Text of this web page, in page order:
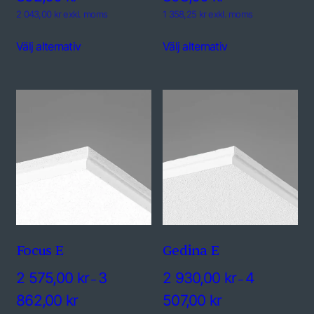
2 043,00 kr exkl. moms
Välj alternativ
1 358,25 kr exkl. moms
Välj alternativ
Focus E
2 575,00 kr– 3
862,00 kr
Gedina E
2 930,00 kr– 4
507,00 kr